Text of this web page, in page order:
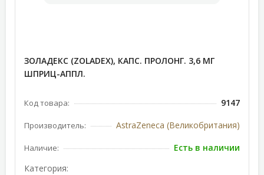
ЗОЛАДЕКС (ZOLADEX), КАПС. ПРОЛОНГ. 3,6 МГ
ШПРИЦ-АППЛ.
Код товара: 9147
Производитель: AstraZeneca (Великобритания)
Наличие:
Есть в наличии
Категория: